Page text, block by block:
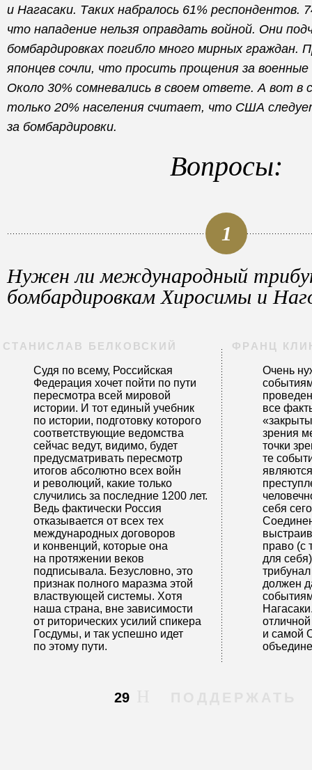
и Нагасаки. Таких набралось 61%
что нападение нельзя оправдать войной. Они
бомбардировках погибло много мирных граждан.
японцев сочли, что просить прощения за
Около 30% сомневались в своем ответе. А вот
только 20% населения считает, что США
за бомбардировки.
Вопросы:
1
Нужен ли международный
бомбардировкам Хиросимы и
СТАНИСЛАВ БЕЛКОВСКИЙ
Судя по всему, Российская
Федерация хочет пойти по пути
пересмотра всей мировой
истории. И тот единый учебник
по истории, подготовку которого
соответствующие ведомства
сейчас ведут, видимо, будет
предусматривать пересмотр
итогов абсолютно всех войн
и революций, какие только
случились за последние 1200 лет.
Ведь фактически Россия
отказывается от всех тех
международных договоров
и конвенций, которые она
на протяжении веков
подписывала. Безусловно, это
признак полного маразма этой
властвующей системы. Хотя
наша страна, вне зависимости
от риторических усилий спикера
Госдумы, и так успешно идет
по этому пути.
ФРАНЦ
Очень
все
зрения
точки
те
себя
право (с
для
должен
и самой
29